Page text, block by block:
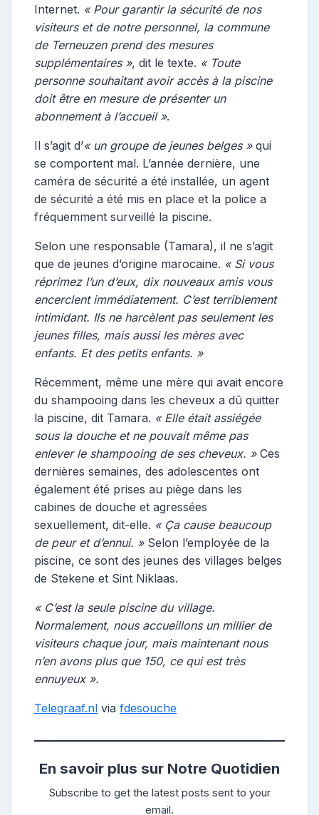
Internet. « Pour garantir la sécurité de nos
visiteurs et de notre personnel, la commune
de Terneuzen prend des mesures
supplémentaires », dit le texte. « Toute
personne souhaitant avoir accès à la piscine
doit être en mesure de présenter un
abonnement à l’accueil ».
Il s’agit d’« un groupe de jeunes belges »qui
se comportent mal. L’année dernière, une
caméra de sécurité a été installée, un agent
de sécurité a été mis en place et la police a
fréquemment surveillé la piscine.
Selon une responsable (Tamara), il ne s’agit
que de jeunes d’origine marocaine. « Si vous
réprimez l’un d’eux, dix nouveaux amis vous
encerclent immédiatement. C’est terriblement
intimidant. Ils ne harcèlent pas seulement les
jeunes filles, mais aussi les mères avec
enfants. Et des petits enfants. »
Récemment, même une mère qui avait encore
du shampooing dans les cheveux a dû quitter
la piscine, dit Tamara. « Elle était assiégée
sous la douche et ne pouvait même pas
enlever le shampooing de ses cheveux. »Ces
dernières semaines, des adolescentes ont
également été prises au piège dans les
cabines de douche et agressées
sexuellement, dit-elle. « Ça cause beaucoup
de peur et d’ennui. »Selon l’employée de la
piscine, ce sont des jeunes des villages belges
de Stekene et Sint Niklaas.
« C’est la seule piscine du village.
Normalement, nous accueillons un millier de
visiteurs chaque jour, mais maintenant nous
n’en avons plus que 150, ce qui est très
ennuyeux ».
Telegraaf.nl via fdesouche
En savoir plus sur Notre Quotidien
Subscribe to get the latest posts sent to your
email.